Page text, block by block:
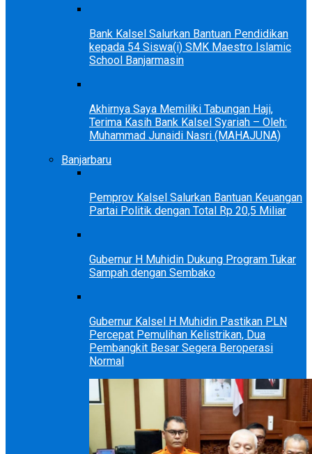
Bank Kalsel Salurkan Bantuan Pendidikan
kepada 54 Siswa(i) SMK Maestro Islamic
School Banjarmasin
Akhirnya Saya Memiliki Tabungan Haji,
Terima Kasih Bank Kalsel Syariah – Oleh:
Muhammad Junaidi Nasri (MAHAJUNA)
Banjarbaru
Pemprov Kalsel Salurkan Bantuan Keuangan
Partai Politik dengan Total Rp 20,5 Miliar
Gubernur H Muhidin Dukung Program Tukar
Sampah dengan Sembako
Gubernur Kalsel H Muhidin Pastikan PLN
Percepat Pemulihan Kelistrikan, Dua
Pembangkit Besar Segera Beroperasi
Normal